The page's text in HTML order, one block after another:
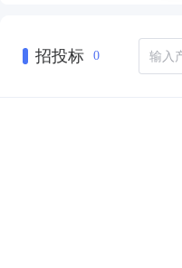
招投标 0